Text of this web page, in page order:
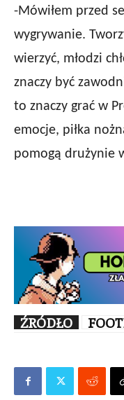
-Mówiłem przed
wygrywanie.
wierzyć, młodzi
znaczy być
to znaczy grać w
emocje, piłka
pomogą drużynie
ŹRÓDŁO